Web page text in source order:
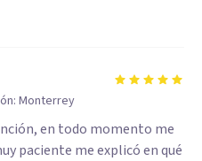
Monterrey
en todo momento me
paciente me explicó en qué